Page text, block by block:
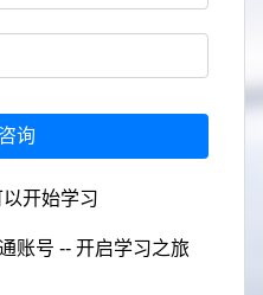
询
开始学习
账号 -- 开启学习之旅